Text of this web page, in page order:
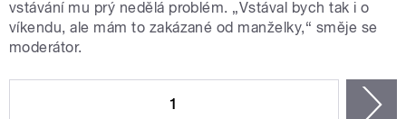
vstávání mu prý nedělá problém. „Vstával bych tak i o
víkendu, ale mám to zakázané od manželky,“ směje se
moderátor.
1